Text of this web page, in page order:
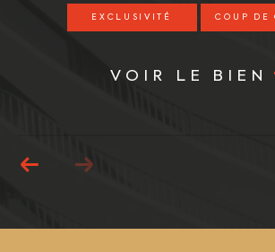
EXCLUSIVITÉ COUP DE
VOIR LE BIEN